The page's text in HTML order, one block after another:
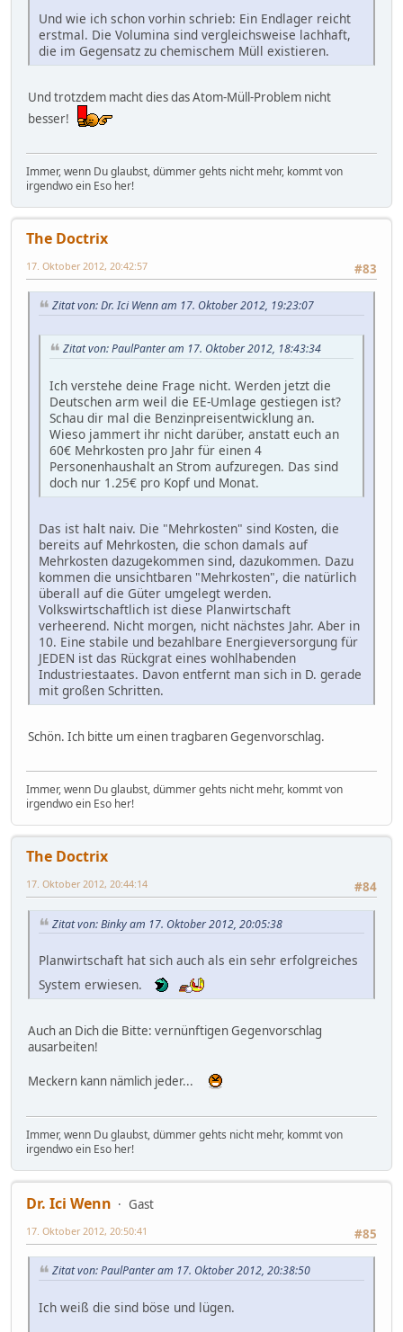
Und wie ich schon vorhin schrieb: Ein Endlager reicht
erstmal. Die Volumina sind vergleichsweise lachhaft,
die im Gegensatz zu chemischem Müll existieren.
Und trotzdem macht dies das Atom-Müll-Problem nicht
besser!
Immer, wenn Du glaubst, dümmer gehts nicht mehr, kommt von
irgendwo ein Eso her!
The Doctrix
#83
17. Oktober 2012, 20:42:57
Zitat von: Dr. Ici Wenn am 17. Oktober 2012, 19:23:07
Zitat von: PaulPanter am 17. Oktober 2012, 18:43:34
Ich verstehe deine Frage nicht. Werden jetzt die
Deutschen arm weil die EE-Umlage gestiegen ist?
Schau dir mal die Benzinpreisentwicklung an.
Wieso jammert ihr nicht darüber, anstatt euch an
60€ Mehrkosten pro Jahr für einen 4
Personenhaushalt an Strom aufzuregen. Das sind
doch nur 1.25€ pro Kopf und Monat.
Das ist halt naiv. Die "Mehrkosten" sind Kosten, die
bereits auf Mehrkosten, die schon damals auf
Mehrkosten dazugekommen sind, dazukommen. Dazu
kommen die unsichtbaren "Mehrkosten", die natürlich
überall auf die Güter umgelegt werden.
Volkswirtschaftlich ist diese Planwirtschaft
verheerend. Nicht morgen, nicht nächstes Jahr. Aber in
10. Eine stabile und bezahlbare Energieversorgung für
JEDEN ist das Rückgrat eines wohlhabenden
Industriestaates. Davon entfernt man sich in D. gerade
mit großen Schritten.
Schön. Ich bitte um einen tragbaren Gegenvorschlag.
Immer, wenn Du glaubst, dümmer gehts nicht mehr, kommt von
irgendwo ein Eso her!
The Doctrix
#84
17. Oktober 2012, 20:44:14
Zitat von: Binky am 17. Oktober 2012, 20:05:38
Planwirtschaft hat sich auch als ein sehr erfolgreiches
System erwiesen.
Auch an Dich die Bitte: vernünftigen Gegenvorschlag
ausarbeiten!
Meckern kann nämlich jeder...
Immer, wenn Du glaubst, dümmer gehts nicht mehr, kommt von
irgendwo ein Eso her!
Dr. Ici Wenn
Gast
#85
17. Oktober 2012, 20:50:41
Zitat von: PaulPanter am 17. Oktober 2012, 20:38:50
Ich weiß die sind böse und lügen.